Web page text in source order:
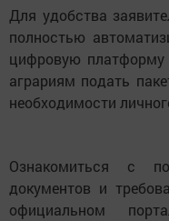
Для удобства
полностью
цифровую платформу
аграриям подать
необходимости
Ознакомиться с
документов и
официальном